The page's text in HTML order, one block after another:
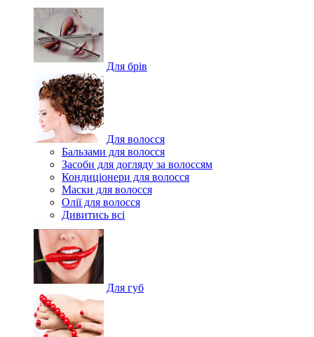
Для брів
Для волосся
Бальзами для волосся
Засоби для догляду за волоссям
Кондиціонери для волосся
Маски для волосся
Олії для волосся
Дивитись всі
Для губ